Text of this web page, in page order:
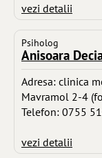
vezi detalii
Psiholog
Anisoara
Adresa: clinica
Mavramol 2-4
Telefon: 0755
vezi detalii